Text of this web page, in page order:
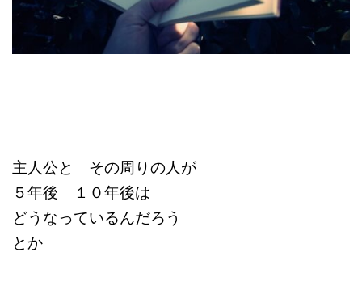
主人公と その周りの人が
５年後 １０年後は
どうなっているんだろう
とか